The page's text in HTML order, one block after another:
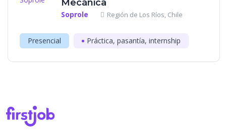
Mecánica
Soprole Región de Los Ríos, Chile
Presencial Práctica, pasantía, internship